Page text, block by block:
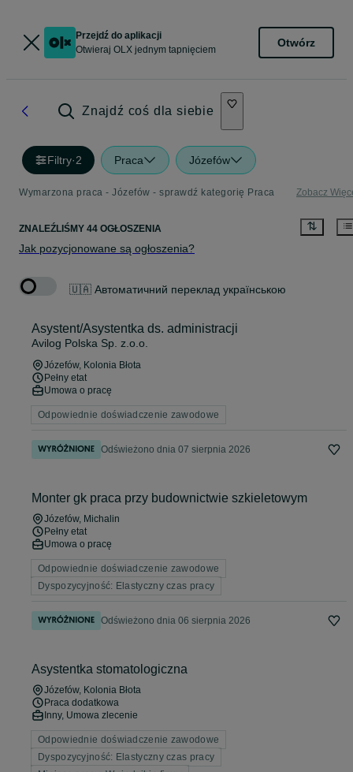
Przejdź do aplikacji
Otwieraj OLX jednym tapnięciem
Otwórz
Znajdź coś dla siebie
Filtry·2 Praca Józefów
Wymarzona praca - Józefów - sprawdź kategorię Praca Zobacz
ZNALEŹLIŚMY 44 OGŁOSZENIA
Jak pozycjonowane są ogłoszenia?
🇺🇦 Автоматичний переклад українською
Asystent/Asystentka ds. administracji
Avilog Polska Sp. z.o.o.
Józefów, Kolonia Błota
Pełny etat
Umowa o pracę
Odpowiednie doświadczenie zawodowe
Odświeżono dnia 07 sierpnia 2026
Monter gk praca przy budownictwie szkieletowym
Józefów, Michalin
Pełny etat
Umowa o pracę
Odpowiednie doświadczenie zawodowe
Dyspozycyjność: Elastyczny czas pracy
Odświeżono dnia 06 sierpnia 2026
Asystentka stomatologiczna
Józefów, Kolonia Błota
Praca dodatkowa
Inny, Umowa zlecenie
Odpowiednie doświadczenie zawodowe
Dyspozycyjność: Elastyczny czas pracy